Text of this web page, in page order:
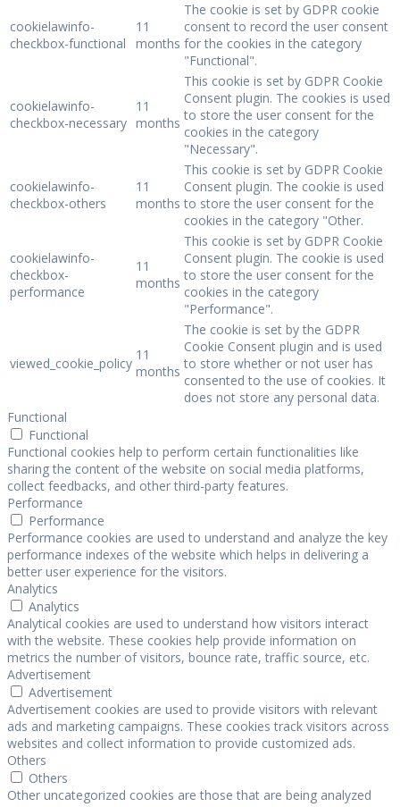
cookielawinfo-
checkbox-functional
11
months
The cookie is set by GDPR cookie
consent to record the user consent
for the cookies in the category
"Functional".
cookielawinfo-
checkbox-necessary
11
months
This cookie is set by GDPR Cookie
Consent plugin. The cookies is used
to store the user consent for the
cookies in the category
"Necessary".
cookielawinfo-
checkbox-others
11
months
This cookie is set by GDPR Cookie
Consent plugin. The cookie is used
to store the user consent for the
cookies in the category "Other.
cookielawinfo-
checkbox-
performance
11
months
This cookie is set by GDPR Cookie
Consent plugin. The cookie is used
to store the user consent for the
cookies in the category
"Performance".
viewed_cookie_policy
11
months
The cookie is set by the GDPR
Cookie Consent plugin and is used
to store whether or not user has
consented to the use of cookies. It
does not store any personal data.
Functional
Functional
Functional cookies help to perform certain functionalities like
sharing the content of the website on social media platforms,
collect feedbacks, and other third-party features.
Performance
Performance
Performance cookies are used to understand and analyze the key
performance indexes of the website which helps in delivering a
better user experience for the visitors.
Analytics
Analytics
Analytical cookies are used to understand how visitors interact
with the website. These cookies help provide information on
metrics the number of visitors, bounce rate, traffic source, etc.
Advertisement
Advertisement
Advertisement cookies are used to provide visitors with relevant
ads and marketing campaigns. These cookies track visitors across
websites and collect information to provide customized ads.
Others
Others
Other uncategorized cookies are those that are being analyzed